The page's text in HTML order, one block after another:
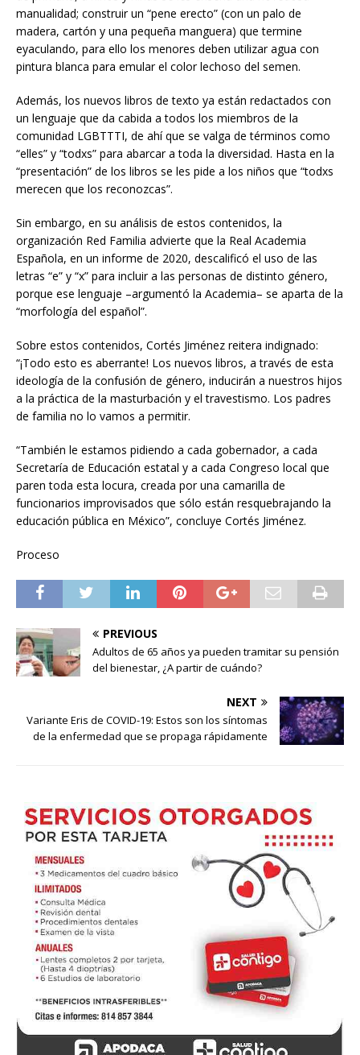
manualidad; construir un “pene erecto” (con un palo de
madera, cartón y una pequeña manguera) que termine
eyaculando, para ello los menores deben utilizar agua con
pintura blanca para emular el color lechoso del semen.
Además, los nuevos libros de texto ya están redactados con
un lenguaje que da cabida a todos los miembros de la
comunidad LGBTTTI, de ahí que se valga de términos como
“elles” y “todxs” para abarcar a toda la diversidad. Hasta en la
“presentación” de los libros se les pide a los niños que “todxs
merecen que los reconozcas”.
Sin embargo, en su análisis de estos contenidos, la
organización Red Familia advierte que la Real Academia
Española, en un informe de 2020, descalificó el uso de las
letras “e” y “x” para incluir a las personas de distinto género,
porque ese lenguaje –argumentó la Academia– se aparta de la
“morfología del español”.
Sobre estos contenidos, Cortés Jiménez reitera indignado:
“¡Todo esto es aberrante! Los nuevos libros, a través de esta
ideología de la confusión de género, inducirán a nuestros hijos
a la práctica de la masturbación y el travestismo. Los padres
de familia no lo vamos a permitir.
“También le estamos pidiendo a cada gobernador, a cada
Secretaría de Educación estatal y a cada Congreso local que
paren toda esta locura, creada por una camarilla de
funcionarios improvisados que sólo están resquebrajando la
educación pública en México”, concluye Cortés Jiménez.
Proceso
PREVIOUS
Adultos de 65 años ya pueden tramitar su pensión
del bienestar, ¿A partir de cuándo?
NEXT
Variante Eris de COVID-19: Estos son los síntomas
de la enfermedad que se propaga rápidamente